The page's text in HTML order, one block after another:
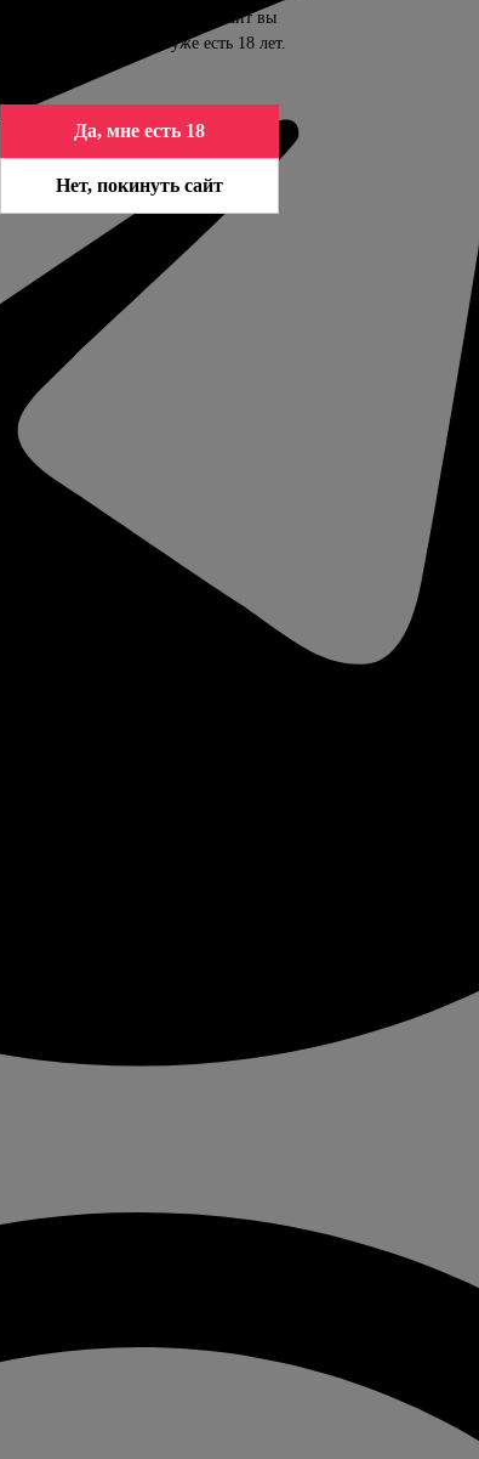
совершеннолетних. Входя на сайт вы
подтверждаете, что вам уже есть 18 лет.
Да, мне есть 18
Нет, покинуть сайт